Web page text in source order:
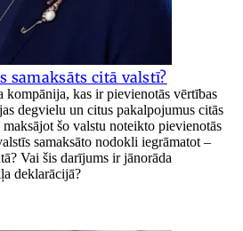
samaksāts citā valstī?
kompānija, kas ir pievienotās vērtības
degvielu un citus pakalpojumus citās
šo valstu noteikto pievienotās
samaksāto nodokli iegrāmatot –
Vai šis darījums ir jānorāda
deklarācijā?